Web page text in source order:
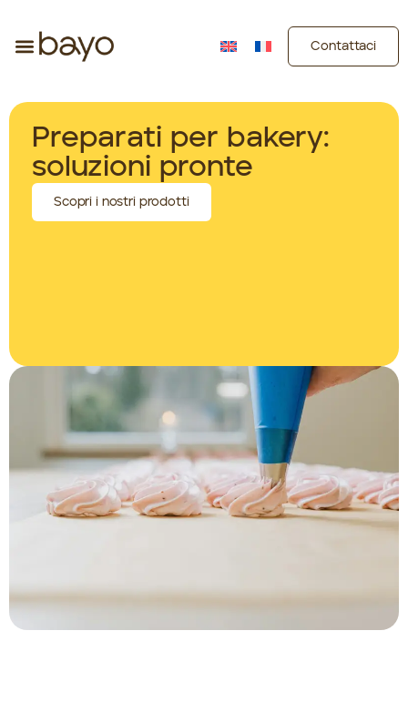
Contattaci
Preparati per bakery:
soluzioni pronte
Scopri i nostri prodotti